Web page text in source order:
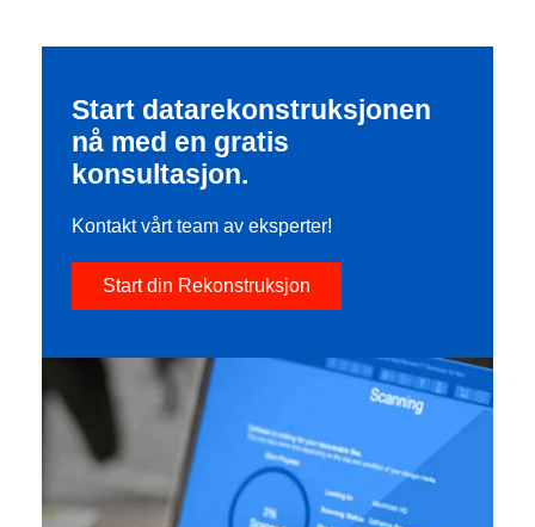
Start datarekonstruksjonen
nå med en gratis
konsultasjon.
Kontakt vårt team av eksperter!
Start din Rekonstruksjon